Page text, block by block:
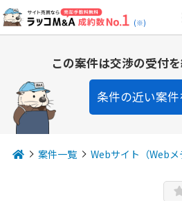
(※)
この案件は交渉の受付を
条件の近い案
案件一覧 Webサイト（Webメ